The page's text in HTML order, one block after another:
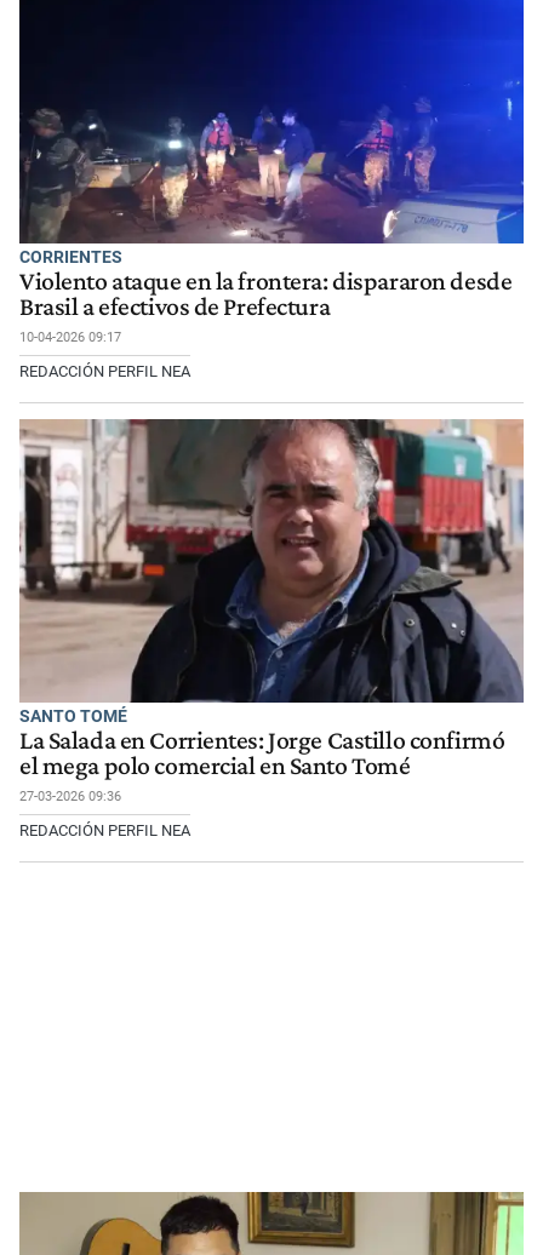
CORRIENTES
Violento ataque en la frontera: dispararon desde
Brasil a efectivos de Prefectura
10-04-2026 09:17
REDACCIÓN PERFIL NEA
SANTO TOMÉ
La Salada en Corrientes: Jorge Castillo confirmó
el mega polo comercial en Santo Tomé
27-03-2026 09:36
REDACCIÓN PERFIL NEA